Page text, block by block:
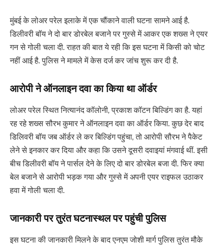
मुंबई के लोअर परेल इलाके में एक चौंकाने वाली घटना सामने आई है.
डिलीवरी बॉय ने दो बार डोरबेल बजाने पर गुस्से में आकर एक शख्स ने एयर
गन से गोली चला दी. राहत की बात ये रही कि इस घटना में किसी को चोट
नहीं आई है. पुलिस ने मामले में केस दर्ज कर जांच शुरू कर दी है.
आरोपी ने ऑनलाइन दवा का किया था ऑर्डर
लोअर परेल स्थित नित्यानंद कॉलोनी, प्रकाश कॉटन बिल्डिंग का है. यहां
रह रहे शख्स सौरभ कुमार ने ऑनलाइन दवा का ऑर्डर किया. कुछ देर बाद
डिलिवरी बॉय जब ऑर्डर ले कर बिल्डिंग पहुंचा, तो आरोपी सौरभ ने पैकेट
लेने से इनकार कर दिया और कहा कि उसने दूसरी दवाइयां मंगवाई थीं. इसी
बीच डिलीवरी बॉय ने पार्सल देने के लिए दो बार डोरबेल बजा दी. फिर क्या
बेल बजाने से आरोपी भड़क गया और गुस्से में अपनी एयर राइफल उठाकर
हवा में गोली चला दी.
जानकारी पर तुरंत घटनास्थल पर पहुंची पुलिस
इस घटना की जानकारी मिलने के बाद एनएम जोशी मार्ग पुलिस तुरंत मौके